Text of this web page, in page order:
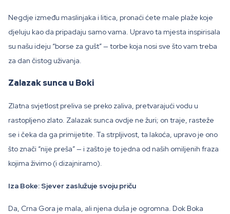
Negdje između maslinjaka i litica, pronaći ćete male plaže koje
djeluju kao da pripadaju samo vama. Upravo ta mjesta inspirisala
su našu ideju “borse za gušt” — torbe koja nosi sve što vam treba
za dan čistog uživanja.
Zalazak sunca u Boki
Zlatna svjetlost preliva se preko zaliva, pretvarajući vodu u
rastopljeno zlato. Zalazak sunca ovdje ne žuri; on traje, rasteže
se i čeka da ga primijetite. Ta strpljivost, ta lakoća, upravo je ono
što znači “nije preša” — i zašto je to jedna od naših omiljenih fraza
kojima živimo (i dizajniramo).
Iza Boke: Sjever zaslužuje svoju priču
Da, Crna Gora je mala, ali njena duša je ogromna. Dok Boka